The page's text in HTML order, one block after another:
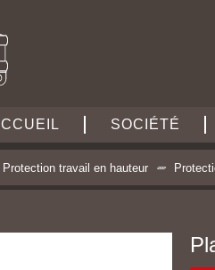
SOCIÉTÉ
Protection travail en hauteur